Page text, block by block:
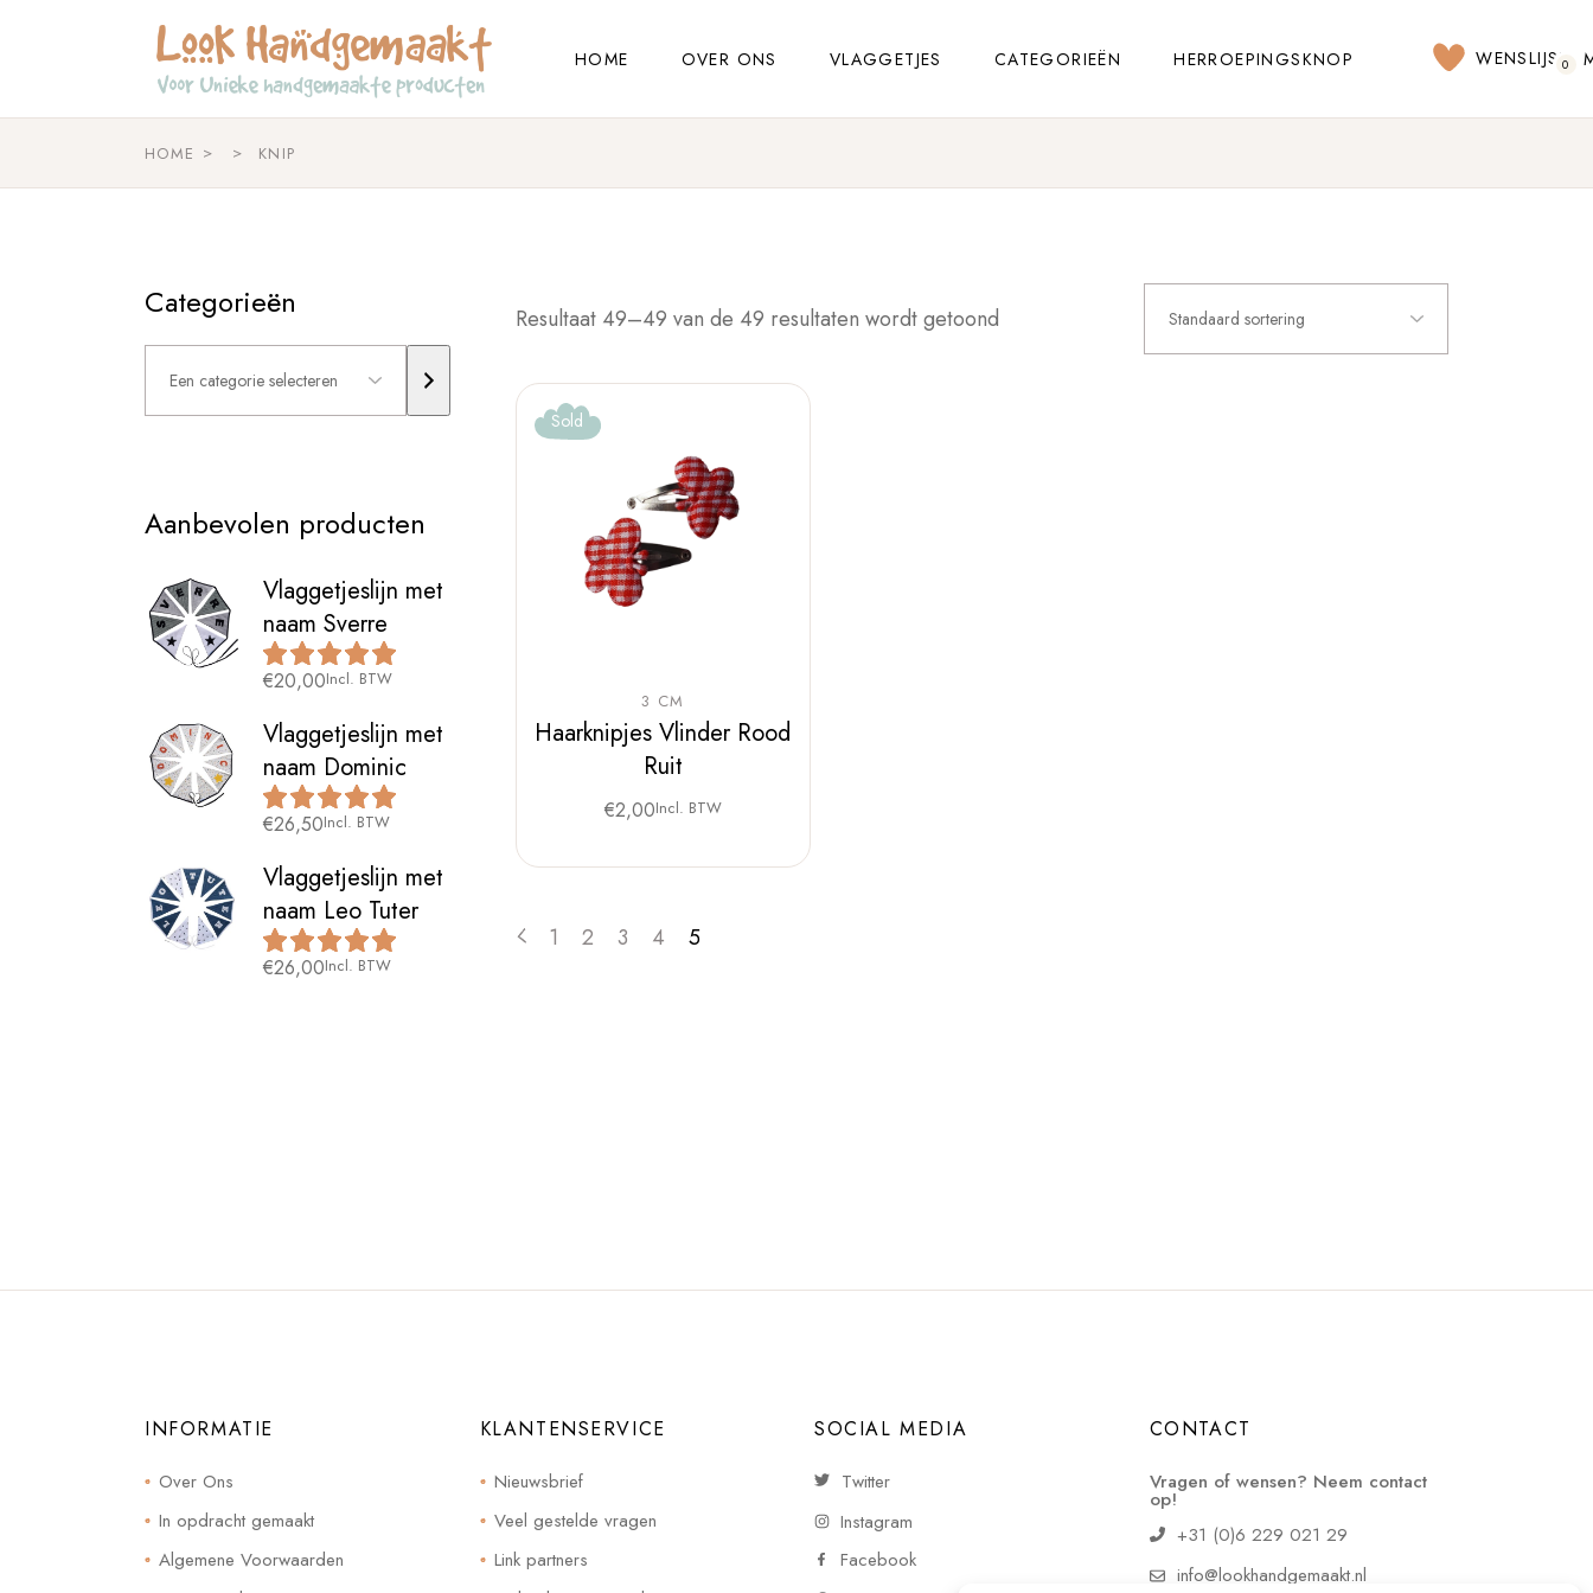
HOME OVER ONS VLAGGETJES CATEGORIEËN HERROEPINGSKNOP WENSLIJST
0
HOME KNIP
Resultaat 49–49 van de 49 resultaten wordt getoond Standaard sortering
Sold
3 CM
Haarknipjes Vlinder Rood
Ruit
€2,00Incl. BTW
1 2 3 4 5
Categorieën
Een
categorie
selecteren
Aanbevolen producten
Vlaggetjeslijn met
naam Sverre
€20,00Incl. BTW
Vlaggetjeslijn met
naam Dominic
€26,50Incl. BTW
Vlaggetjeslijn met
naam Leo Tuter
€26,00Incl. BTW
INFORMATIE
Over Ons
In opdracht gemaakt
Algemene Voorwaarden
KLANTENSERVICE
Nieuwsbrief
Veel gestelde vragen
Link partners
SOCIAL MEDIA
Twitter
Instagram
Facebook
CONTACT
Vragen of wensen? Neem contact
op!
+31 (0)6 229 021 29
info@lookhandgemaakt.nl